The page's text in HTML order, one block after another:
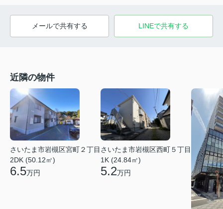
メールで共有する LINEで共有する
近隣の物件
さいたま市岩槻区宮町２丁目
2DK (50.12㎡)
6.5万円
さいたま市岩槻区西町５丁目
1K (24.84㎡)
5.2万円